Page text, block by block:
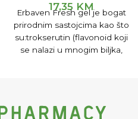
17,35 KM
Erbaven Fresh gel je bogat
prirodnim sastojcima kao što
su:trokserutin (flavonoid koji
se nalazi u mnogim biljka,